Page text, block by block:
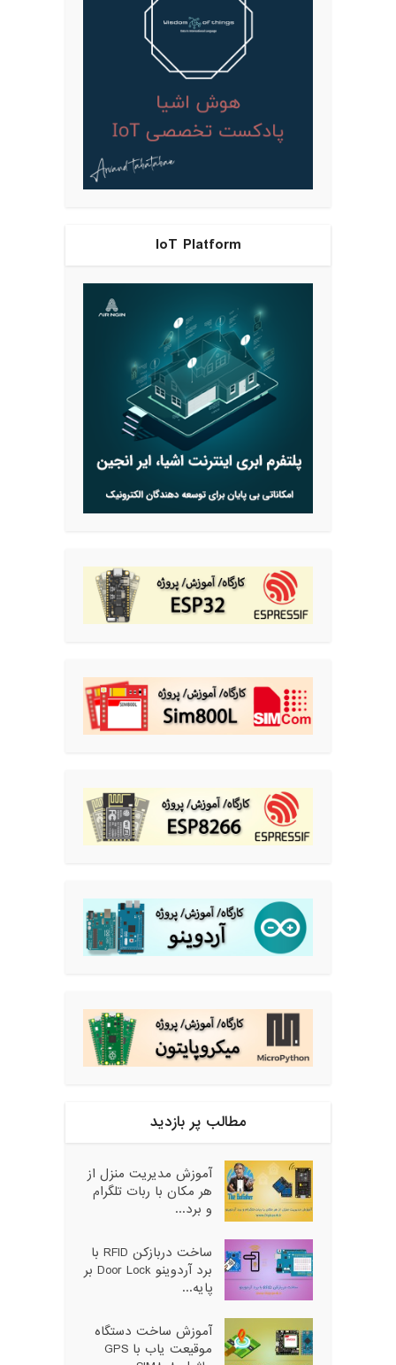
IoT Platform
مطالب پر بازدید
آموزش مدیریت منزل از
هر مکان با ربات تلگرام
و برد...
ساخت دربازکن RFID با
برد آردوینو Door Lock بر
پایه...
آموزش ساخت دستگاه
موقیعت یاب با GPS